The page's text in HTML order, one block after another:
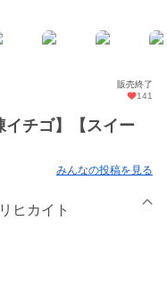
販売終了
141
イチゴ】【スイー
みんなの投稿を見る
ヒカイト